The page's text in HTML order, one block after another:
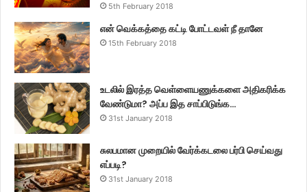
5th February 2018
என் வெக்கத்தை கட்டி போட்டவள் நீ தானே
15th February 2018
உடலில் இரத்த வெள்ளையணுக்களை அதிகரிக்க
வேண்டுமா? அப்ப இத சாப்பிடுங்க…
31st January 2018
சுலபமான முறையில் வேர்க்கடலை பர்பி செய்வது
எப்படி?
31st January 2018